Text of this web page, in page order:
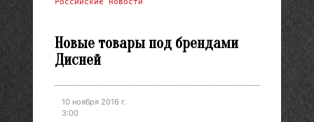
Российские новости
Новые товары под брендами
Дисней
10 ноября 2016 г.
3:00